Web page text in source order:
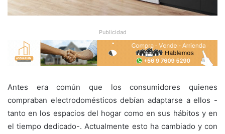
Publicidad
Antes era común que los consumidores quienes
compraban electrodomésticos debían adaptarse a ellos -
tanto en los espacios del hogar como en sus hábitos y en
el tiempo dedicado-. Actualmente esto ha cambiado y con